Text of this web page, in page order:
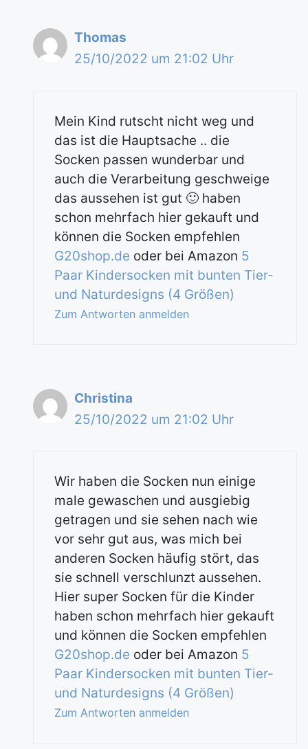
Thomas
25/10/2022 um 21:02 Uhr
Mein Kind rutscht nicht weg und
das ist die Hauptsache .. die
Socken passen wunderbar und
auch die Verarbeitung geschweige
das aussehen ist gut 🙂 haben
schon mehrfach hier gekauft und
können die Socken empfehlen
G20shop.de oder bei Amazon 5
Paar Kindersocken mit bunten Tier-
und Naturdesigns (4 Größen)
Zum Antworten anmelden
Christina
25/10/2022 um 21:02 Uhr
Wir haben die Socken nun einige
male gewaschen und ausgiebig
getragen und sie sehen nach wie
vor sehr gut aus, was mich bei
anderen Socken häufig stört, das
sie schnell verschlunzt aussehen.
Hier super Socken für die Kinder
haben schon mehrfach hier gekauft
und können die Socken empfehlen
G20shop.de oder bei Amazon 5
Paar Kindersocken mit bunten Tier-
und Naturdesigns (4 Größen)
Zum Antworten anmelden